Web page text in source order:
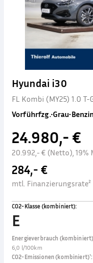
Hyundai i30
FL Kombi (MY25) 1.0
Vorführfzg.•Grau•
24.980,- €
20.992,- € (Netto), 19%
284,- €
mtl. Finanzierungsrate²
CO2-Klasse (kombiniert):
E
Energieverbrauch
6,0 l/100km
CO2-Emissionen (kombiniert)¹: